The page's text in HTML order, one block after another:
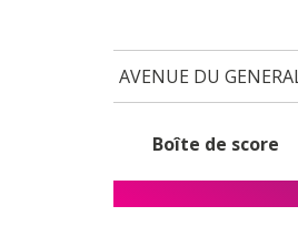
AVENUE DU
Boîte de score